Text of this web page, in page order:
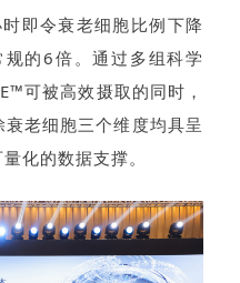
即令衰老细胞比例下降
的6倍。通过多组科学
可被高效摄取的同时，
老细胞三个维度均具呈
化的数据支撑。